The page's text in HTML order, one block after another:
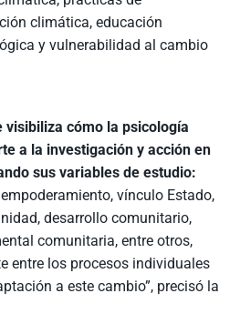
climática, educación
y vulnerabilidad al cambio
visibiliza cómo la psicología
a la investigación y acción en
sus variables de estudio:
vínculo Estado,
desarrollo comunitario,
comunitaria, entre otros,
entre los procesos individuales
a este cambio”, precisó la